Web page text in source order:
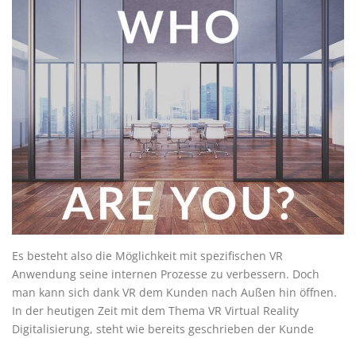
Es besteht also die Möglichkeit mit spezifischen VR
Anwendung seine internen Prozesse zu verbessern. Doch
man kann sich dank VR dem Kunden nach Außen hin öffnen.
In der heutigen Zeit mit dem Thema VR Virtual Reality
Digitalisierung, steht wie bereits geschrieben der Kunde